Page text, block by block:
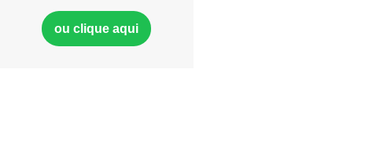
ou clique aqui